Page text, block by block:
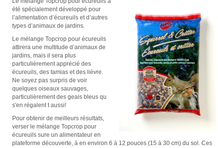
été spécialement développé pour
l’alimentation d’écureuils et d’autres
types d’animaux de jardins.
Le mélange Topcrop pour écureuils
attirera une multitude d’animaux de
jardins, mais il sera plus
particulièrement apprécié des
écureuils, des tamias et des lièvre.
Ne soyez pas surpris de voir
quelques oiseaux sauvages,
particulièrement des geais bleus qu
s'en régalent t aussi!
Pour obtenir de meilleurs résultats,
verser le mélange Topcrop pour
écureuils sure un alimentateur en
plateforme découverte, à en environ 6 à 12 pouces (15 à 30 cm) du sol. Ces